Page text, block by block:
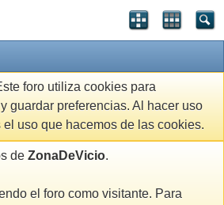
foro utiliza cookies para
guardar preferencias. Al hacer uso
uso que hacemos de las cookies.
de ZonaDeVicio.
el foro como visitante. Para